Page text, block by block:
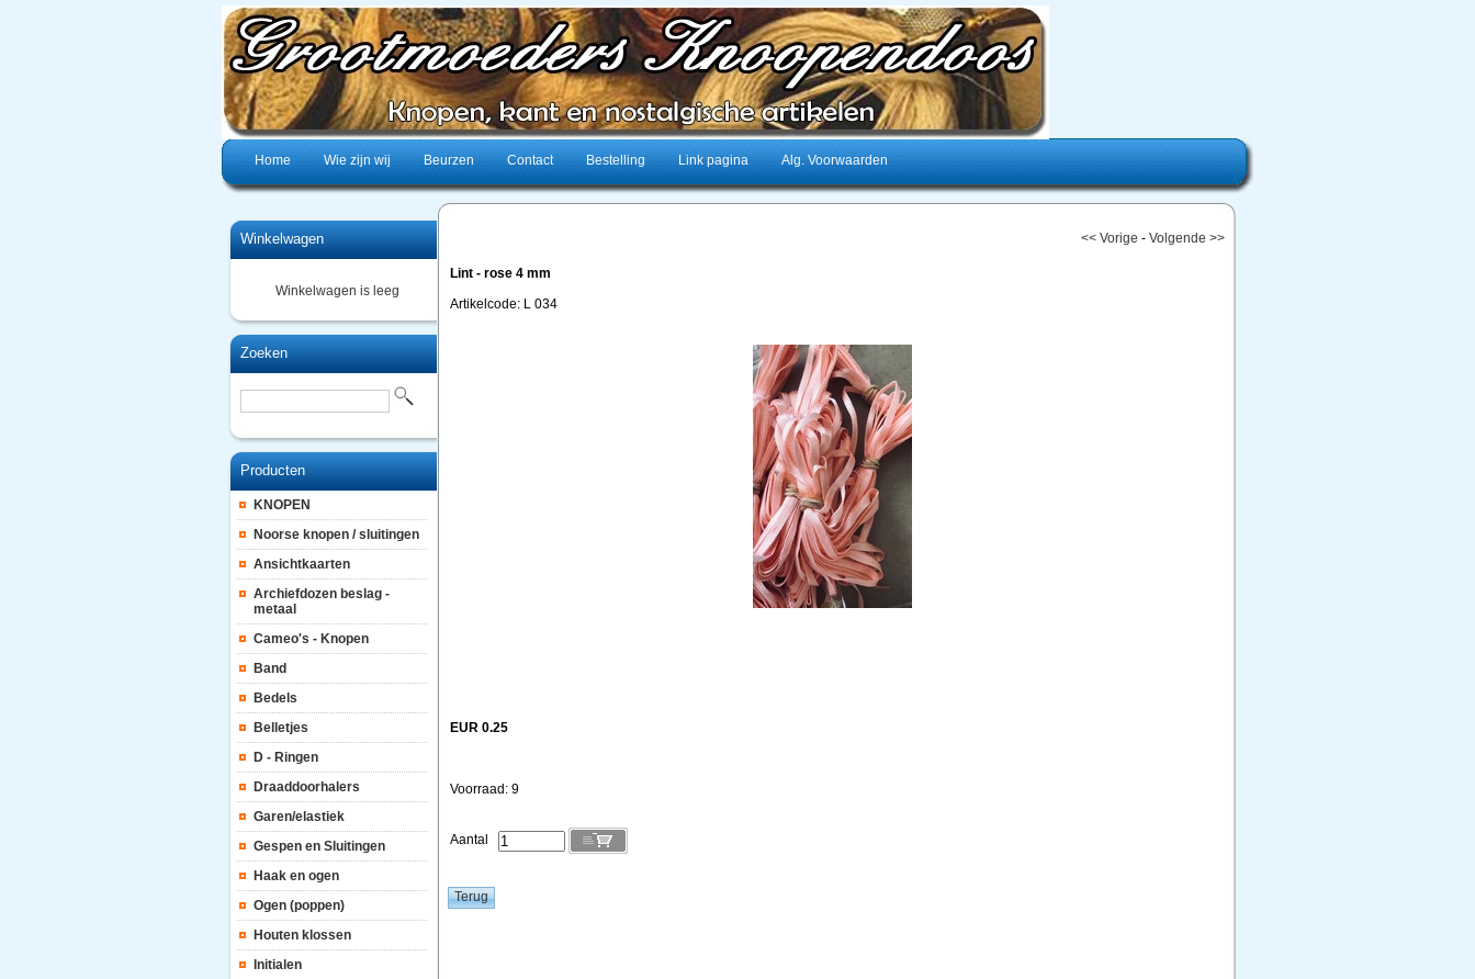
Home Wie zijn wij Beurzen Contact Bestelling Link pagina Alg. Voorwaarden
Winkelwagen
Winkelwagen is leeg
Zoeken
Producten
KNOPEN
Noorse knopen / sluitingen
Ansichtkaarten
Archiefdozen beslag -
metaal
Cameo's - Knopen
Band
Bedels
Belletjes
D - Ringen
Draaddoorhalers
Garen/elastiek
Gespen en Sluitingen
Haak en ogen
Ogen (poppen)
Houten klossen
Initialen
<< Vorige - Volgende >>
Lint - rose 4 mm
Artikelcode: L 034
EUR 0.25
Voorraad: 9
Aantal